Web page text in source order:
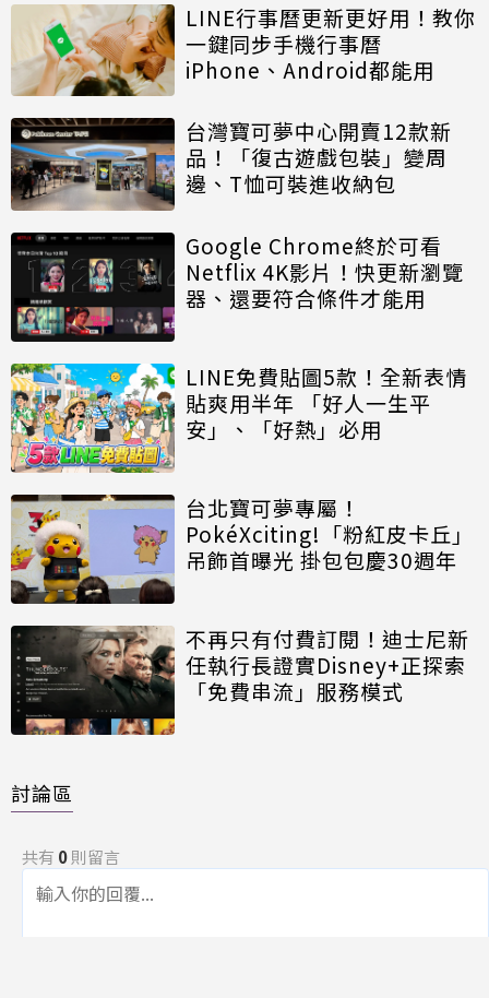
LINE行事曆更新更好用！教你
一鍵同步手機行事曆
iPhone、Android都能用
台灣寶可夢中心開賣12款新
品！「復古遊戲包裝」變周
邊、T恤可裝進收納包
Google Chrome終於可看
Netflix 4K影片！快更新瀏覽
器、還要符合條件才能用
LINE免費貼圖5款！全新表情
貼爽用半年 「好人一生平
安」、「好熱」必用
台北寶可夢專屬！
PokéXciting!「粉紅皮卡丘」
吊飾首曝光 掛包包慶30週年
不再只有付費訂閱！迪士尼新
任執行長證實Disney+正探索
「免費串流」服務模式
討論區
共有 0則留言